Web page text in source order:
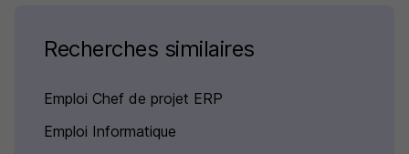
Recherches similaires
Emploi Chef de projet ERP
Emploi Informatique